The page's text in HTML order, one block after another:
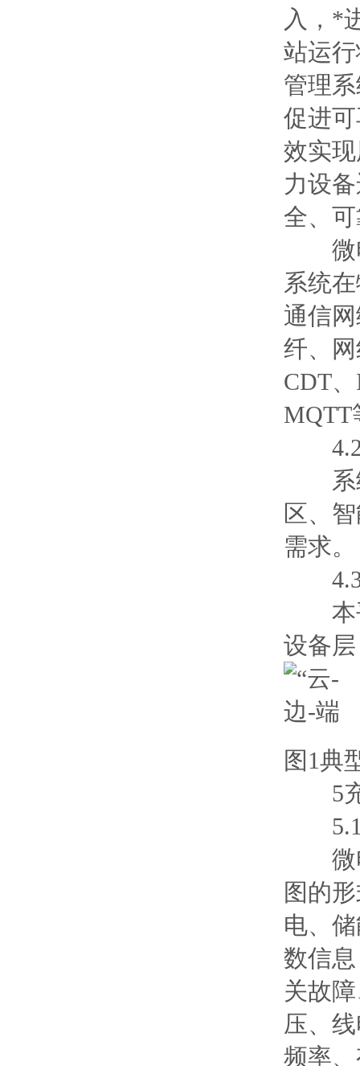
入，*
站运
管理
促进
效实
力设
全、
微电
系统
通信
纤、
CDT、
MQTT
4.2
系统
区、
需求。
4.3
本平
设备
图1典
5充
5.1
微电
图的
电、
数信
关故
压、
频率